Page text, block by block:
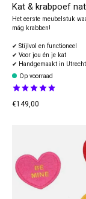
Kat & krabpoef
Het eerste meubelstuk
mág krabben!
✔ Stijlvol en functioneel
✔ Voor jou én je kat
✔ Handgemaakt in Utrecht
Op voorraad
The rating of this
€149,00